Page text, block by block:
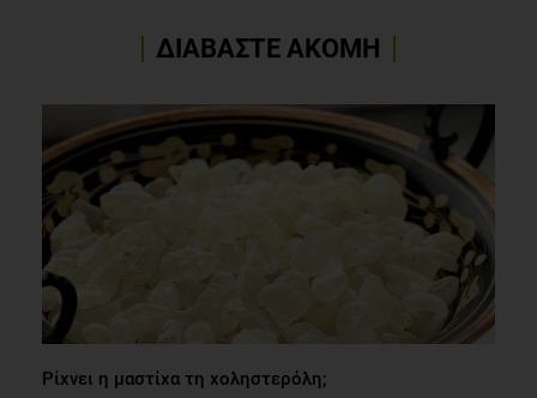
ΔΙΑΒΑΣΤΕ ΑΚΟΜΗ
Ρίχνει η μαστίχα τη χοληστερόλη;